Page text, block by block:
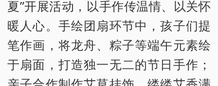
夏”开展活动，以手作传温情、以关怀
暖人心。手绘团扇环节中，孩子们提
笔作画，将龙舟、粽子等端午元素绘
于扇面，打造独一无二的节日手作；